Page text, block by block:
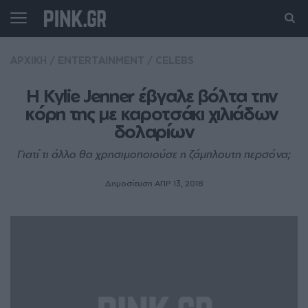
Η Kylie Jenner έβγαλε βόλτα την
κόρη της με καροτσάκι χιλιάδων
δολαρίων
Γιατί τι άλλο θα χρησιμοποιούσε η ζάμπλουτη περσόνα;
Δημοσίευση ΑΠΡ 13, 2018